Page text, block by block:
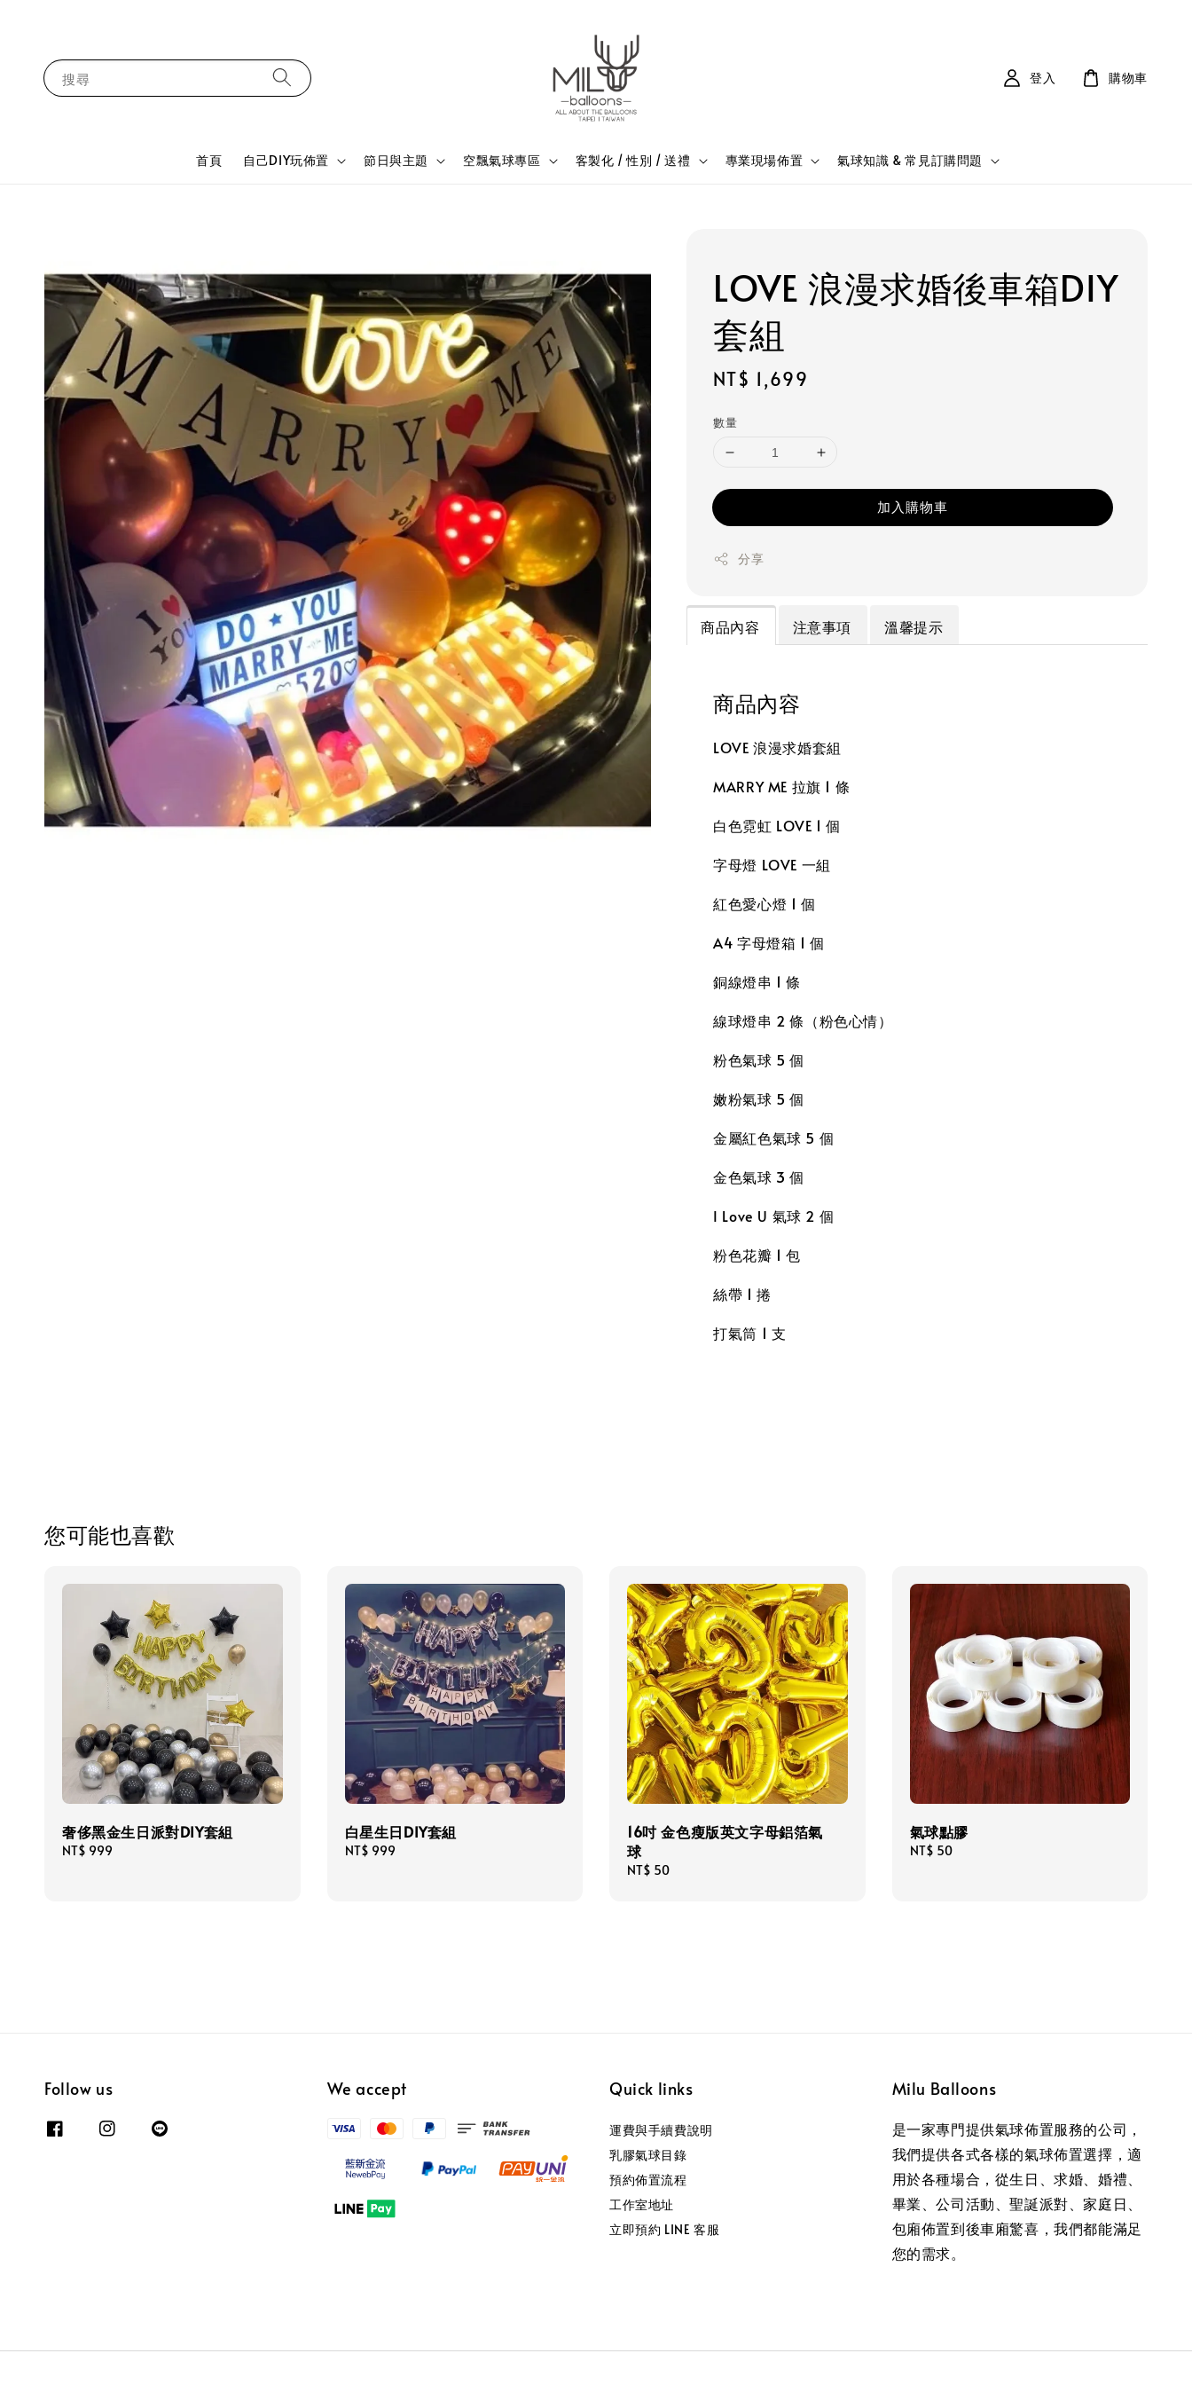
搜尋
首頁 自己DIY玩佈置 節日與主題 空飄氣球專區 客製化 / 性別 / 送禮 專業現場佈置 氣球知識 & 常見訂購問題
登入 購物車
LOVE 浪漫求婚後車箱DIY
套組
Regular
NT$ 1,699
數量
加入購物車
分享
商品內容 注意事項 溫馨提示
商品內容
LOVE 浪漫求婚套組
MARRY ME 拉旗 1 條
白色霓虹 LOVE 1 個
字母燈 LOVE 一組
紅色愛心燈 1 個
A4 字母燈箱 1 個
銅線燈串 1 條
線球燈串 2 條（粉色心情）
粉色氣球 5 個
嫩粉氣球 5 個
金屬紅色氣球 5 個
金色氣球 3 個
I Love U 氣球 2 個
粉色花瓣 1 包
絲帶 1 捲
打氣筒 1 支
您可能也喜歡
奢侈黑金生日派對DIY套組
Regular
NT$ 999
白星生日DIY套組
Regular
NT$ 999
16吋 金色瘦版英文字母鋁箔氣
球
Regular
NT$ 50
氣球點膠
Regular
NT$ 50
Follow us We accept Quick links
運費與手續費說明
乳膠氣球目錄
預約佈置流程
工作室地址
立即預約 LINE 客服
Milu Balloons
是一家專門提供氣球佈置服務的公司，
我們提供各式各樣的氣球佈置選擇，適
用於各種場合，從生日、求婚、婚禮、
畢業、公司活動、聖誕派對、家庭日、
包廂佈置到後車廂驚喜，我們都能滿足
您的需求。